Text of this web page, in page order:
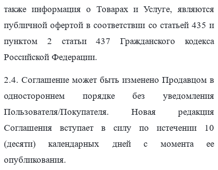
также информация о Товарах и Услуге, являются
публичной офертой в соответствии со статьей 435 и
пунктом 2 статьи 437 Гражданского кодекса
Российской Федерации.
2.4. Соглашение может быть изменено Продавцом в
одностороннем порядке без уведомления
Пользователя/Покупателя. Новая редакция
Соглашения вступает в силу по истечении 10
(десяти) календарных дней с момента ее
опубликования.